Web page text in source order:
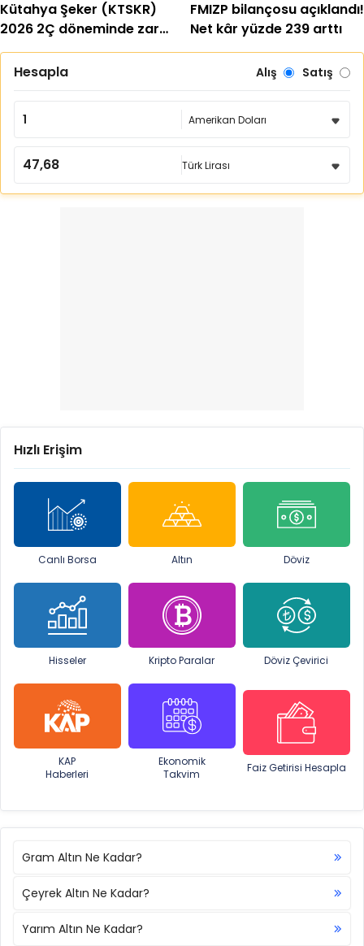
Kütahya Şeker (KTSKR)
2026 2Ç döneminde zarar
etti
FMIZP bilançosu açıklandı!
Net kâr yüzde 239 arttı
Hesapla Alış Satış
Hızlı Erişim
Canlı Borsa Altın Döviz
Hisseler Kripto Paralar Döviz Çevirici
KAP
Haberleri
Ekonomik
Takvim
Faiz Getirisi Hesapla
Gram Altın Ne Kadar?
Çeyrek Altın Ne Kadar?
Yarım Altın Ne Kadar?